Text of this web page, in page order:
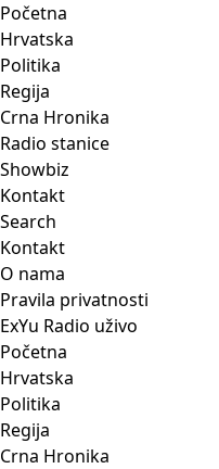
Početna
Hrvatska
Politika
Regija
Crna Hronika
Radio stanice
Showbiz
Kontakt
Search
Kontakt
O nama
Pravila privatnosti
ExYu Radio uživo
Početna
Hrvatska
Politika
Regija
Crna Hronika